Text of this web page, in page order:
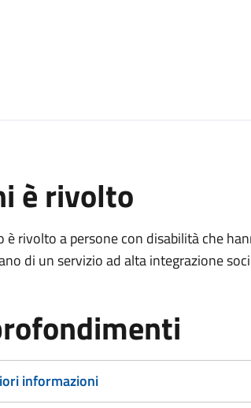
è rivolto
è rivolto a persone con disabilità che
di un servizio ad alta integrazione
informazioni